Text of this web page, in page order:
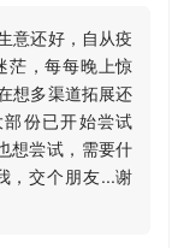
意还好，自从疫
茫，每每晚上惊
想多渠道拓展还
份已开始尝试
想尝试，需要什
，交个朋友...谢